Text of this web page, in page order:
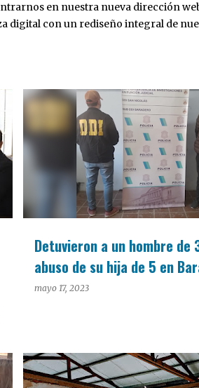
en nuestra nueva dirección
digital con un rediseño integral de
Detuvieron a un hombre de
abuso de su hija de 5 en
mayo 17, 2023
POLICIALES
INTERÉS GENERAL